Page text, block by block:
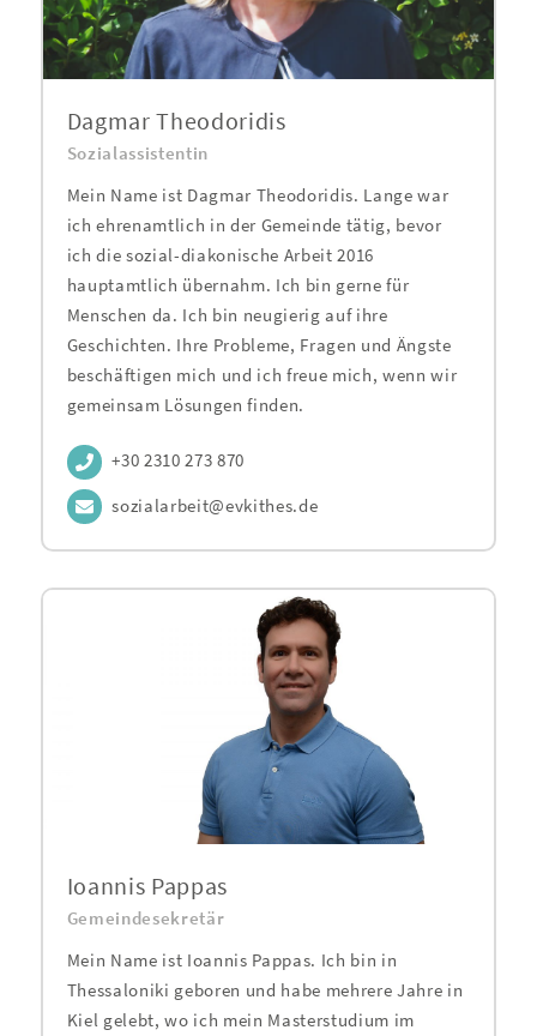
Dagmar Theodoridis
Sozialassistentin
Mein Name ist Dagmar Theodoridis. Lange war
ich ehrenamtlich in der Gemeinde tätig, bevor
ich die sozial-diakonische Arbeit 2016
hauptamtlich übernahm. Ich bin gerne für
Menschen da. Ich bin neugierig auf ihre
Geschichten. Ihre Probleme, Fragen und Ängste
beschäftigen mich und ich freue mich, wenn wir
gemeinsam Lösungen finden.
+30 2310 273 870
sozialarbeit@evkithes.de
Ioannis Pappas
Gemeindesekretär
Mein Name ist Ioannis Pappas. Ich bin in
Thessaloniki geboren und habe mehrere Jahre in
Kiel gelebt, wo ich mein Masterstudium im